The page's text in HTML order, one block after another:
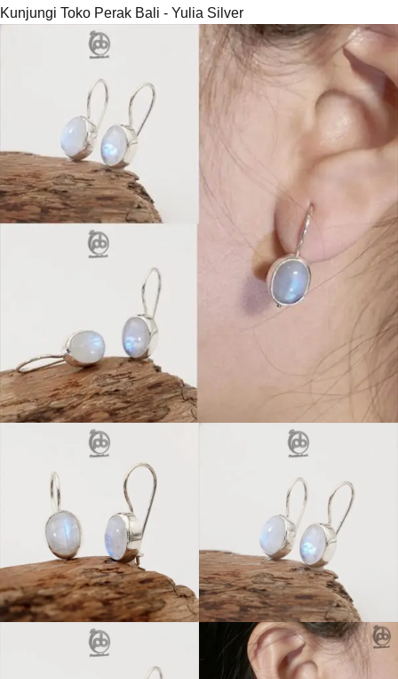
Kunjungi Toko Perak Bali - Yulia Silver